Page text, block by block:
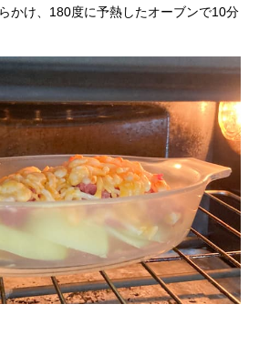
かけ、180度に予熱したオーブンで10分